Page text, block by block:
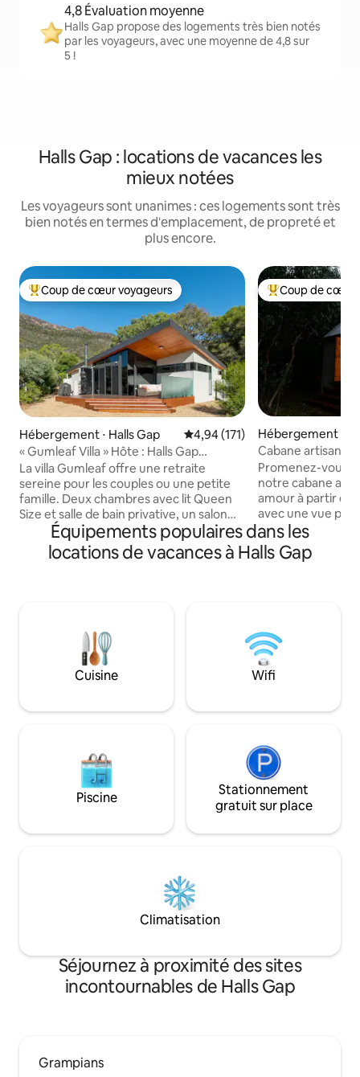
4,8 Évaluation moyenne
Halls Gap propose des logements très bien notés
par les voyageurs, avec une moyenne de 4,8 sur
5 !
Halls Gap : locations de vacances les
mieux notées
Les voyageurs sont unanimes : ces logements sont très
bien notés en termes d'emplacement, de propreté et
plus encore.
Coups de cœur voyageurs les plus appréciés
Coup de cœur voyageurs
Hébergement ⋅ Halls Gap Évaluation moyenne sur la
4,94 (171)
« Gumleaf Villa » Hôte : Halls Gap
Accommodation
La villa Gumleaf offre une retraite
sereine pour les couples ou une petite
famille. Deux chambres avec lit Queen
Size et salle de bain privative, un salon
central et une cuisine entièrement
équipée constituent un point de départ
idéal. Profitez de la vue sur la montagne
couverte. Les équipements modernes
comprennent une connexion Wi-Fi, un
lave-linge et un accès Netflix. Profitez
du confort, de l'intimité et de la vue
inoubliable des Grampians.
Coups de cœur
Coup de cœur
Hébergement ⋅
Cabane
(Gariwerd)
Promenez-vous
notre cabane
amour à partir de
avec une vue
souffle sur notre
les montagnes
blottissez-vous
vue sur les zones
Les promenades
à 10 minutes à
café, la brasserie
connecter !
Équipements populaires dans les
locations de vacances à Halls Gap
Cuisine Wifi
Piscine
Stationnement
gratuit sur place
Climatisation
Séjournez à proximité des sites
incontournables de Halls Gap
Grampians